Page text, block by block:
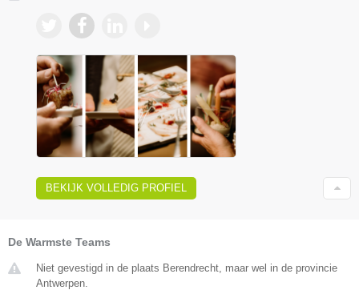
BEKIJK VOLLEDIG PROFIEL
De Warmste Teams
Niet gevestigd in de plaats Berendrecht, maar wel in de provincie
Antwerpen.